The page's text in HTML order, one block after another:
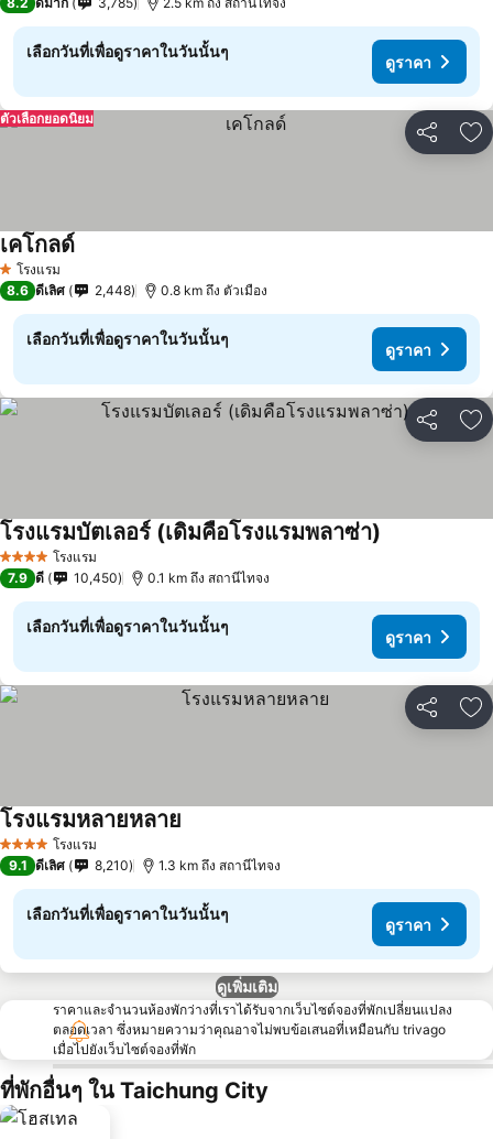
เลือกวันที่เพื่อดูราคาในวันนั้นๆ
ดูราคา
แชร์ เ
ตัวเลือกยอดนิยม
1 ดาวโรงแรม
เคโกลด์
8.6 ดีเลิศ 2,448 0.8 km ถึง ตัวเมือง
เลือกวันที่เพื่อดูราคาในวันนั้นๆ
ดูราคา
แชร์ เ
4 ดาว โรงแรม
โรงแรมบัตเลอร์ (เดิมคือโรงแรมพลาซ่า)
7.9 ดี 10,450 0.1 km ถึง สถานีไทจง
เลือกวันที่เพื่อดูราคาในวันนั้นๆ
ดูราคา
แชร์ เ
4 ดาว โรงแรม
โรงแรมหลายหลาย
9.1 ดีเลิศ 8,210 1.3 km ถึง สถานีไทจง
เลือกวันที่เพื่อดูราคาในวันนั้นๆ
ดูราคา
ดูเพิ่มเติม
ราคาและจำนวนห้องพักว่างที่เราได้รับจากเว็บไซต์จองที่พักเปลี่ยนแปลง
ตลอดเวลา ซึ่งหมายความว่าคุณอาจไม่พบข้อเสนอที่เหมือนกับ trivago
เมื่อไปยังเว็บไซต์จองที่พัก
ที่พักอื่นๆ ใน Taichung City